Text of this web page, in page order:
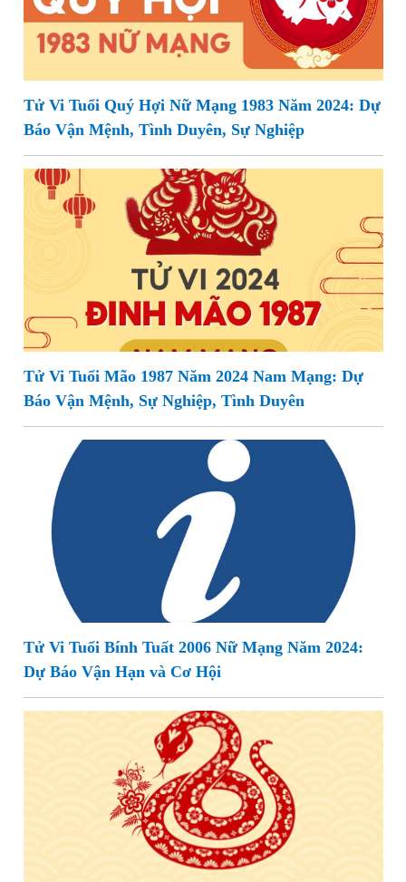
Tử Vi Tuổi Quý Hợi Nữ Mạng 1983 Năm 2024: Dự
Báo Vận Mệnh, Tình Duyên, Sự Nghiệp
Tử Vi Tuổi Mão 1987 Năm 2024 Nam Mạng: Dự
Báo Vận Mệnh, Sự Nghiệp, Tình Duyên
Tử Vi Tuổi Bính Tuất 2006 Nữ Mạng Năm 2024:
Dự Báo Vận Hạn và Cơ Hội